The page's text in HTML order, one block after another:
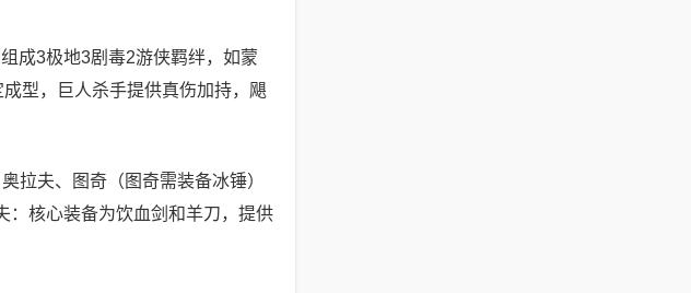
成3极地3剧毒2游侠羁绊，如蒙
型，巨人杀手提供真伤加持，飓
拉夫、图奇（图奇需装备冰锤）
：核心装备为饮血剑和羊刀，提供